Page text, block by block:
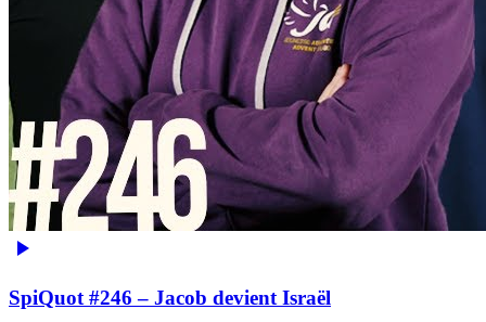
SpiQuot #246 – Jacob devient Israël